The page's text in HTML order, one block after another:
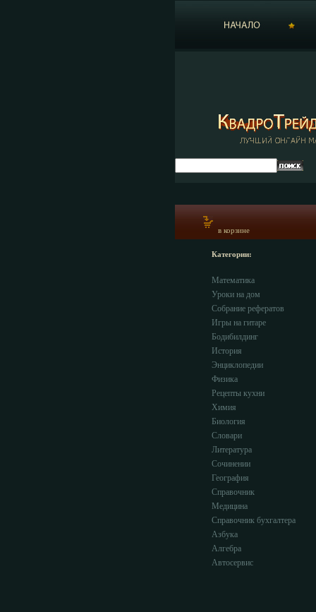
в корзине
Категории:
Математика
Уроки на дом
Собрание рефератов
Игры на гитаре
Бодибилдинг
История
Энциклопедии
Физика
Рецепты кухни
Химия
Биология
Словари
Литература
Сочинении
География
Справочник
Медицина
Справочник бухгалтера
Азбука
Алгебра
Автосервис